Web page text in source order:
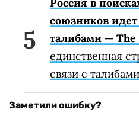
Россия в
союзников идет
талибами — The
единственная
связи с
Заметили ошибку?